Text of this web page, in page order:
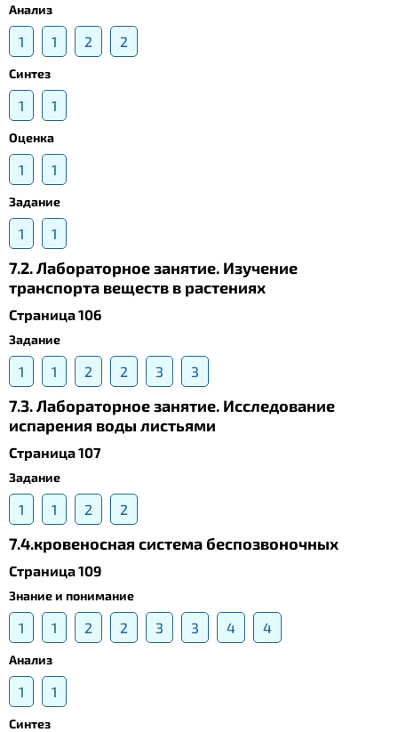
Анализ
1 1 2 2
Синтез
1 1
Оценка
1 1
Задание
1 1
7.2. Лабораторное занятие. Изучение
транспорта веществ в растениях
Страница 106
Задание
1 1 2 2 3 3
7.3. Лабораторное занятие. Исследование
испарения воды листьями
Страница 107
Задание
1 1 2 2
7.4.кровеносная система беспозвоночных
Страница 109
Знание и понимание
1 1 2 2 3 3 4 4
Анализ
1 1
Синтез